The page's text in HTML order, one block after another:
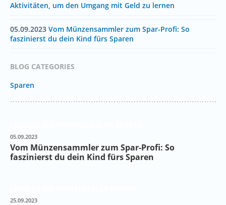
Aktivitäten, um den Umgang mit Geld zu lernen
05.09.2023 Vom Münzensammler zum Spar-Profi: So
faszinierst du dein Kind fürs Sparen
BLOG CATEGORIES
Sparen
05.09.2023
Vom Münzensammler zum Spar-Profi: So
faszinierst du dein Kind fürs Sparen
25.09.2023